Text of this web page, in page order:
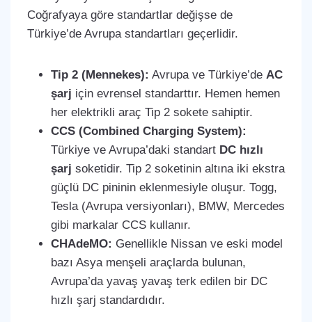
Coğrafyaya göre standartlar değişse de
Türkiye’de Avrupa standartları geçerlidir.
Tip 2 (Mennekes): Avrupa ve Türkiye’de AC
şarj için evrensel standarttır. Hemen hemen
her elektrikli araç Tip 2 sokete sahiptir.
CCS (Combined Charging System):
Türkiye ve Avrupa’daki standart DC hızlı
şarj soketidir. Tip 2 soketinin altına iki ekstra
güçlü DC pininin eklenmesiyle oluşur. Togg,
Tesla (Avrupa versiyonları), BMW, Mercedes
gibi markalar CCS kullanır.
CHAdeMO: Genellikle Nissan ve eski model
bazı Asya menşeli araçlarda bulunan,
Avrupa’da yavaş yavaş terk edilen bir DC
hızlı şarj standardıdır.